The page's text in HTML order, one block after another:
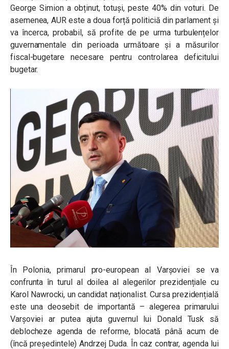
George Simion a obținut, totuși, peste 40% din voturi. De
asemenea, AUR este a doua forță politiciă din parlament și
va încerca, probabil, să profite de pe urma turbulențelor
guvernamentale din perioada următoare și a măsurilor
fiscal-bugetare necesare pentru controlarea deficitului
bugetar.
În Polonia, primarul pro-european al Varșoviei se va
confrunta în turul al doilea al alegerilor prezidențiale cu
Karol Nawrocki, un candidat naționalist. Cursa prezidențială
este una deosebit de importantă – alegerea primarului
Varșoviei ar putea ajuta guvernul lui Donald Tusk să
deblocheze agenda de reforme, blocată până acum de
(încă președintele) Andrzej Duda. În caz contrar, agenda lui